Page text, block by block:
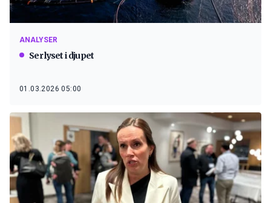
ANALYSER
Ser lyset i djupet
01.03.2026 05:00